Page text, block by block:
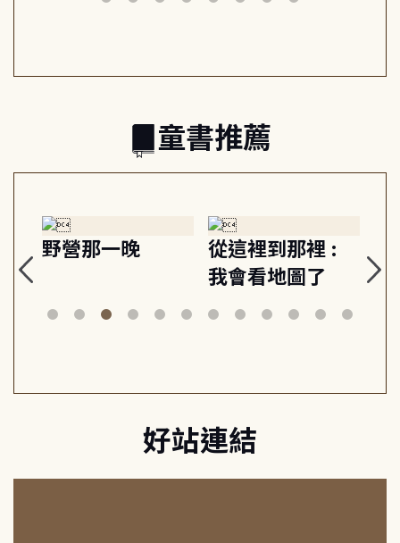
童書推薦
野營那一晚
從這裡到那裡 :
我會看地圖了
美
好站連結